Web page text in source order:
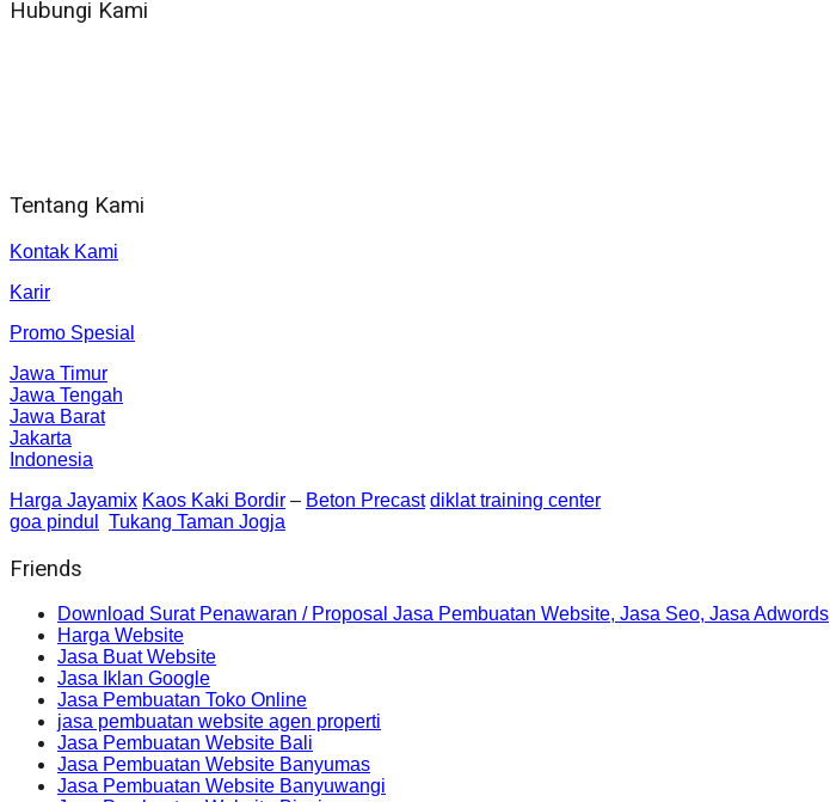
Hubungi Kami
Tentang Kami
Kontak Kami
Karir
Promo Spesial
Jawa Timur
Jawa Tengah
Jawa Barat
Jakarta
Indonesia
Harga Jayamix Kaos Kaki Bordir – Beton Precast diklat training center
goa pindul
Tukang Taman Jogja
Friends
Download Surat Penawaran / Proposal Jasa Pembuatan Website, Jasa Seo, Jasa Adwords
Harga Website
Jasa Buat Website
Jasa Iklan Google
Jasa Pembuatan Toko Online
jasa pembuatan website agen properti
Jasa Pembuatan Website Bali
Jasa Pembuatan Website Banyumas
Jasa Pembuatan Website Banyuwangi